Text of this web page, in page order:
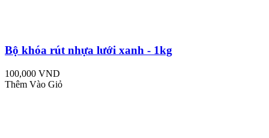
Bộ khóa rút nhựa lưới xanh - 1kg
100,000 VND
Thêm Vào Giỏ